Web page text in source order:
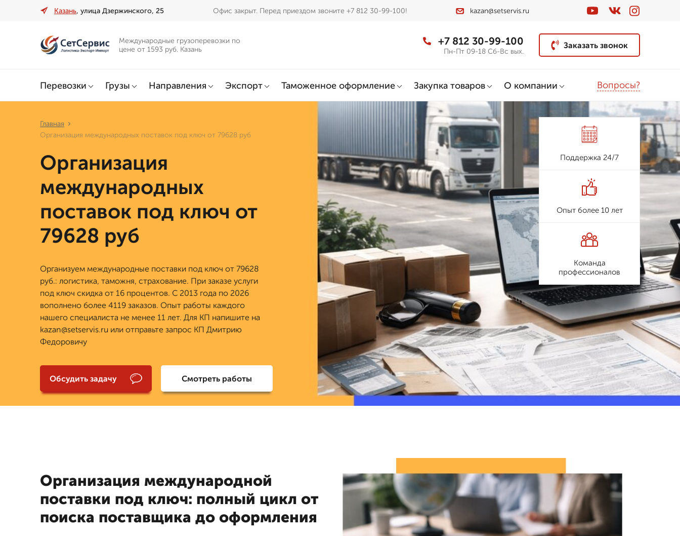
Казань, улица Дзержинского, 25 Офис закрыт. Перед приездом звоните +7 812 30-99-100! kazan@setservis.ru
Международные грузоперевозки по
цене от 1593 руб. Казань
+7 812 30-99-100
Пн-Пт 09-18 Сб-Вс вых.
Заказать звонок
Перевозки Грузы Направления Экспорт Таможенное оформление Закупка товаров О компании Вопросы?
Главная
Организация международных поставок под ключ от 79628 руб
Организация
международных
поставок под ключ от
79628 руб
Организуем международные поставки под ключ от 79628
руб.: логистика, таможня, страхование. При заказе услуги
под ключ скидка от 16 процентов. С 2013 года по 2026
вополнено более 4119 заказов. Опыт работы каждого
нашего специалиста не менее 11 лет. Для КП напишите на
kazan@setservis.ru или отправьте запрос КП Дмитрию
Федоровичу
Обсудить задачу Смотреть работы
Поддержка 24/7
Опыт более 10 лет
Команда
профессионалов
Организация международной
поставки под ключ: полный цикл от
поиска поставщика до оформления